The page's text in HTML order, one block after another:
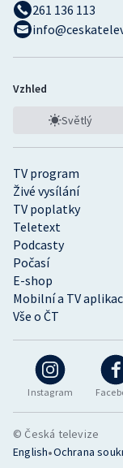
Instagram
TV program
Živé vysílání
TV poplatky
Teletext
Podcasty
Počasí
E-shop
Mobilní a TV
Vše o ČT
261 136 113
Vzhled
Světlý
© Česká televize
English•Ochrana